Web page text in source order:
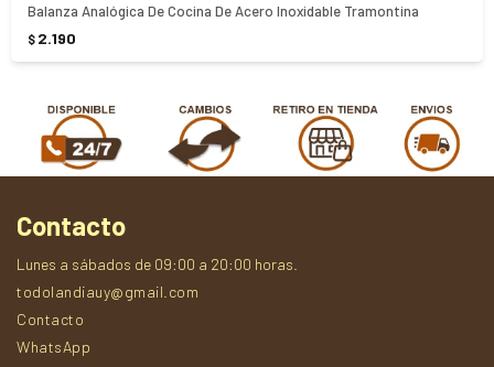
Balanza Analógica De Cocina De Acero Inoxidable Tramontina
$ 2.190
Contacto
Lunes a sábados de 09:00 a 20:00 horas.
todolandiauy@gmail.com
Contacto
WhatsApp